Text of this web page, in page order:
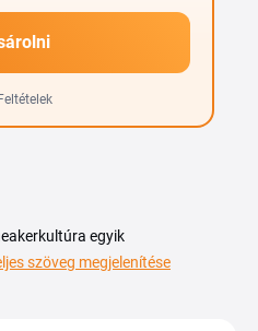
Feltételek
egyik
utcai ruházat és
szöveg megjelenítése